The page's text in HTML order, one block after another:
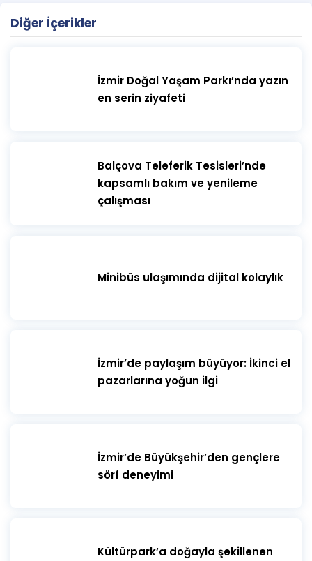
Diğer İçerikler
İzmir Doğal Yaşam Parkı’nda yazın
en serin ziyafeti
​Balçova Teleferik Tesisleri’nde
kapsamlı bakım ve yenileme
çalışması
Minibüs ulaşımında dijital kolaylık
İzmir’de paylaşım büyüyor: İkinci el
pazarlarına yoğun ilgi
İzmir’de Büyükşehir’den gençlere
sörf deneyimi
Kültürpark’a doğayla şekillenen